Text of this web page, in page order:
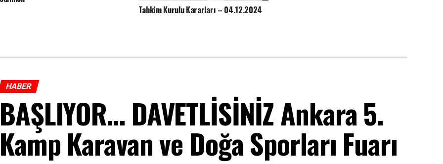
Tahkim Kurulu Kararları – 04.12.2024
HABER
BAŞLIYOR… DAVETLİSİNİZ Ankara 5.
Kamp Karavan ve Doğa Sporları Fuarı